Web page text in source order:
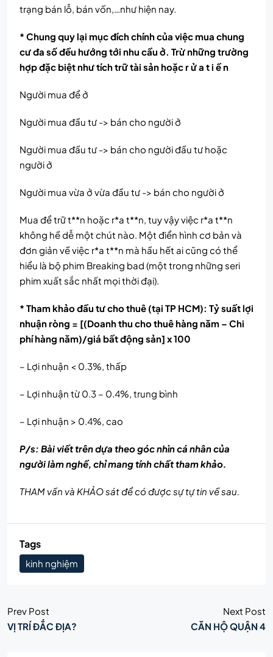
trạng bán lỗ, bán vốn,…như hiện nay.
* Chung quy lại mục đích chính của việc mua chung
cư đa số đều hướng tới nhu cầu ở. Trừ những trường
hợp đặc biệt như tích trữ tài sản hoặc r ử a t i ề n
Người mua để ở
Người mua đầu tư -> bán cho người ở
Người mua đầu tư -> bán cho người đầu tư hoặc
người ở
Người mua vừa ở vừa đầu tư -> bán cho người ở
Mua để trữ t**n hoặc r*a t**n, tuy vậy việc r*a t**n
không hề dễ một chút nào. Một điển hình cơ bản và
đơn giản về việc r*a t**n mà hầu hết ai cũng có thể
hiểu là bộ phim Breaking bad (một trong những seri
phim xuất sắc nhất mọi thời đại).
* Tham khảo đầu tư cho thuê (tại TP HCM): Tỷ suất lợi
nhuận ròng = [(Doanh thu cho thuê hàng năm – Chi
phí hàng năm)/giá bất động sản] x 100
– Lợi nhuận < 0.3%, thấp
– Lợi nhuận từ 0.3 – 0.4%, trung bình
– Lợi nhuận > 0.4%, cao
P/s: Bài viết trên dựa theo góc nhìn cá nhân của
người làm nghề, chỉ mang tính chất tham khảo.
THAM vấn và KHẢO sát để có được sự tự tin về sau.
Tags
kinh nghiệm
Prev Post
VỊ TRÍ ĐẮC ĐỊA?
Next Post
CĂN HỘ QUẬN 4